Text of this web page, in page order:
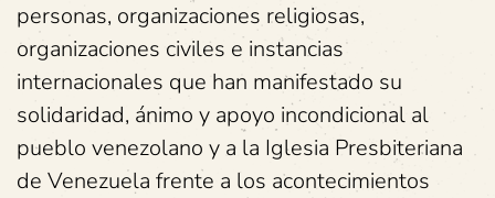
personas, organizaciones religiosas,
organizaciones civiles e instancias
internacionales que han manifestado su
solidaridad, ánimo y apoyo incondicional al
pueblo venezolano y a la Iglesia Presbiteriana
de Venezuela frente a los acontecimientos